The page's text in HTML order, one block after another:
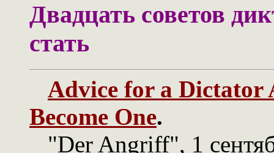
Двадцать советов
стать
Advice for a Dictator
Become One.
"Der Angriff", 1